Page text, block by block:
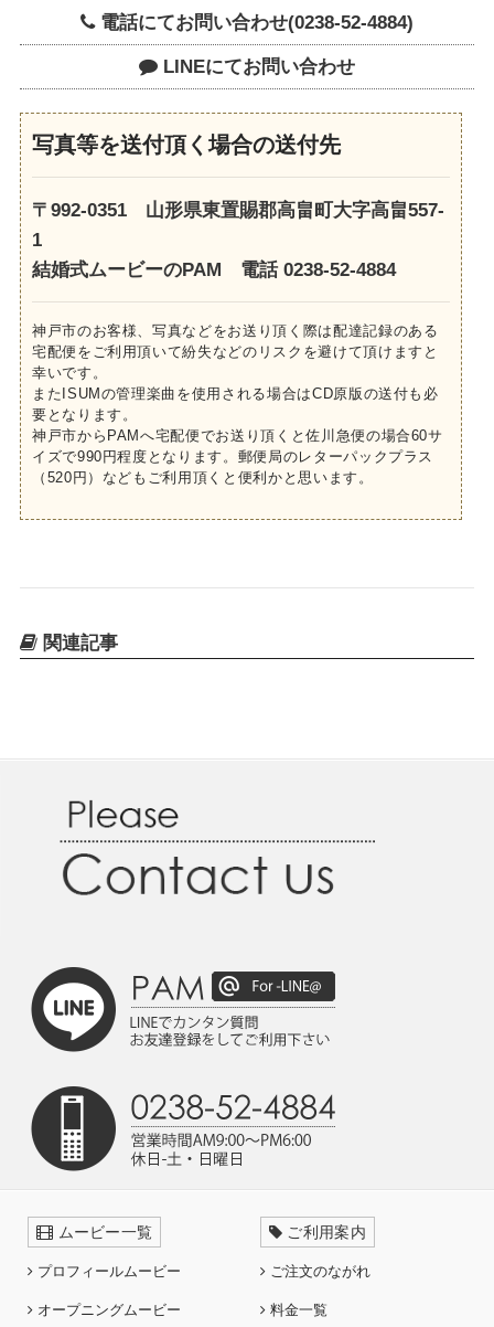
電話にてお問い合わせ(0238-52-4884)
LINEにてお問い合わせ
写真等を送付頂く場合の送付先
〒992-0351 山形県東置賜郡高畠町大字高畠557-
1
結婚式ムービーのPAM 電話 0238-52-4884
神戸市のお客様、写真などをお送り頂く際は配達記録のある
宅配便をご利用頂いて紛失などのリスクを避けて頂けますと
幸いです。
またISUMの管理楽曲を使用される場合はCD原版の送付も必
要となります。
神戸市からPAMへ宅配便でお送り頂くと佐川急便の場合60サ
イズで990円程度となります。郵便局のレターパックプラス
（520円）などもご利用頂くと便利かと思います。
関連記事
ムービー一覧
プロフィールムービー
オープニングムービー
ご利用案内
ご注文のながれ
料金一覧